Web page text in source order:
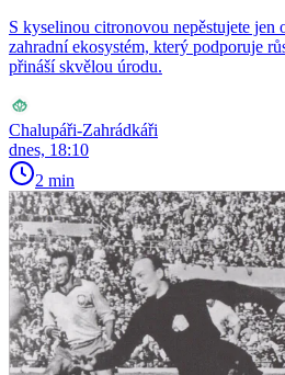
S kyselinou citronovou nepěstujete jen
zahradní ekosystém, který podporuje
přináší skvělou úrodu.
Chalupáři-Zahrádkáři
dnes, 18:10
2 min